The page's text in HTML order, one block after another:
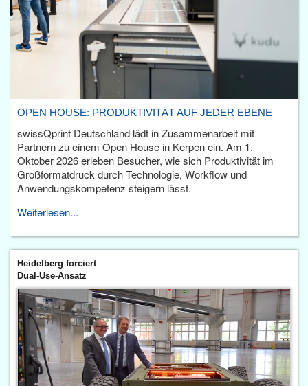
OPEN HOUSE: PRODUKTIVITÄT AUF JEDER EBENE
swissQprint Deutschland lädt in Zusammenarbeit mit
Partnern zu einem Open House in Kerpen ein. Am 1.
Oktober 2026 erleben Besucher, wie sich Produktivität im
Großformatdruck durch Technologie, Workflow und
Anwendungskompetenz steigern lässt.
Weiterlesen...
Heidelberg forciert
Dual-Use-Ansatz